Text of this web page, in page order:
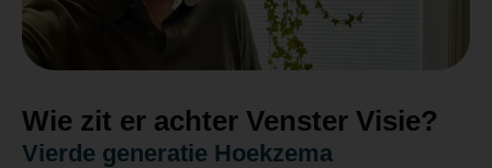
Wie zit er achter Venster Visie?
Vierde generatie Hoekzema